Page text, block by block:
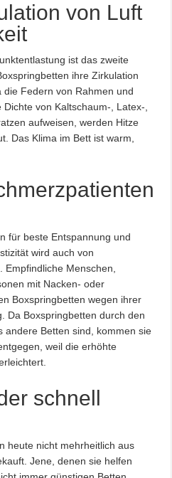
von Luft
ist das zweite
ihre Zirkulation
Federn von Rahmen und
von Kaltschaum-, Latex-,
aufweisen, werden Hitze
Das Klima im Bett ist warm,
für beste Entspannung und
wird auch von
Empfindliche Menschen,
mit Nacken- oder
Boxspringbetten wegen ihrer
Da Boxspringbetten durch den
andere Betten sind, kommen sie
weil die erhöhte
schnell
heute nicht mehrheitlich aus
Jene, denen sie helfen